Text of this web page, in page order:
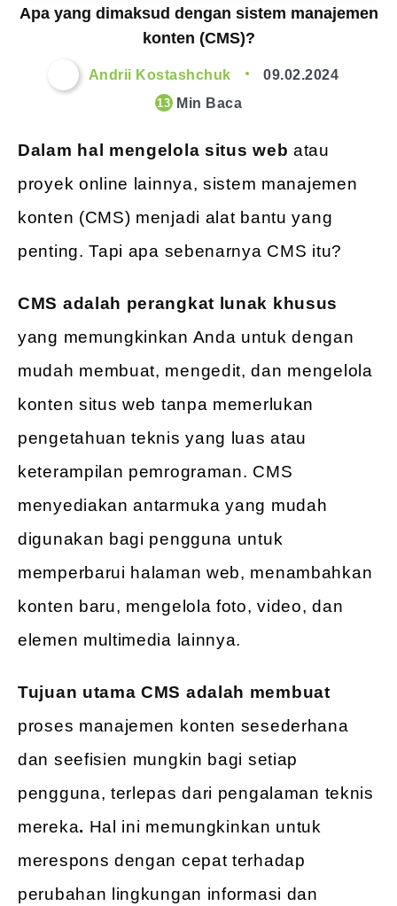
Apa yang dimaksud dengan sistem manajemen
konten (CMS)?
Andrii Kostashchuk 09.02.2024
13Min Baca
Dalam hal mengelola situs web atau
proyek online lainnya, sistem manajemen
konten (CMS) menjadi alat bantu yang
penting. Tapi apa sebenarnya CMS itu?
CMS adalah perangkat lunak khusus
yang memungkinkan Anda untuk dengan
mudah membuat, mengedit, dan mengelola
konten situs web tanpa memerlukan
pengetahuan teknis yang luas atau
keterampilan pemrograman. CMS
menyediakan antarmuka yang mudah
digunakan bagi pengguna untuk
memperbarui halaman web, menambahkan
konten baru, mengelola foto, video, dan
elemen multimedia lainnya.
Tujuan utama CMS adalah membuat
proses manajemen konten sesederhana
dan seefisien mungkin bagi setiap
pengguna, terlepas dari pengalaman teknis
mereka. Hal ini memungkinkan untuk
merespons dengan cepat terhadap
perubahan lingkungan informasi dan